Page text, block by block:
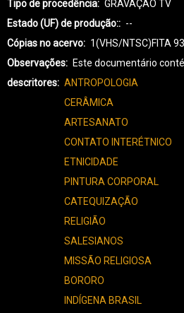
Tipo de procedência
GRAVAÇÃO TV
Estado (UF) de produção:
--
Cópias no acervo
1(VHS/NTSC)FITA 93
Observações
Este documentário
descritores
ANTROPOLOGIA
CERÂMICA
ARTESANATO
CONTATO INTERÉTNICO
ETNICIDADE
PINTURA CORPORAL
CATEQUIZAÇÃO
RELIGIÃO
SALESIANOS
MISSÃO RELIGIOSA
BORORO
INDÍGENA BRASIL